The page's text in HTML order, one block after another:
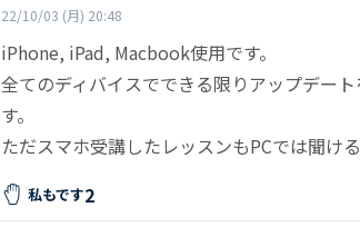
22/10/03 (月) 20:48
iPhone, iPad, Macbook使用です。
全てのディバイスでできる限りアップデー
す。
ただスマホ受講したレッスンもPCでは聞け
私もです2